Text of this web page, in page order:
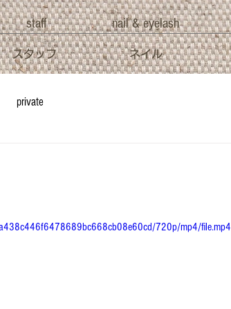
スタッフ ネイル
staff nail & eyelash
private
720p/mp4/file.mp4